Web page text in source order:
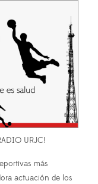
URJC!
más
actuación de los